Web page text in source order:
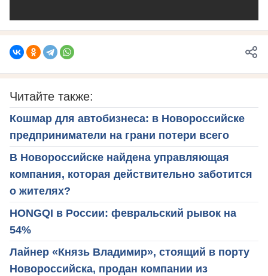
Читайте также:
Кошмар для автобизнеса: в Новороссийске
предприниматели на грани потери всего
В Новороссийске найдена управляющая
компания, которая действительно заботится
о жителях?
HONGQI в России: февральский рывок на
54%
Лайнер «Князь Владимир», стоящий в порту
Новороссийска, продан компании из